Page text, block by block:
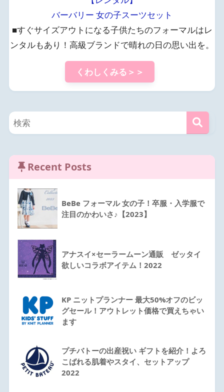
バーバリー 女の子スーツセット
■すぐサイズアウトになる子供たちのフォーマルはレ
ンタルもあり！高級ブランドで晴れの日の思い出を。
くわしくみる＞＞
Recent Posts
BeBe フォーマル 女の子！卒服・入学服で
注目のかわいさ♪【2023】
アナスイ×セーラームーン通販 ゼッタイ
欲しいコラボアイテム！2022
KP ニットプランナー 最大50%オフのビッ
グセール！アウトレット価格で買えちゃい
ます
プチバトーの出産祝い ギフトを紹介！よろ
こばれる肌着やスタイ、セットアップ
2022